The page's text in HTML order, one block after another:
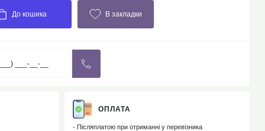
До кошика В закладки
ОПЛАТА
- Післяплатою при отриманні у перевізника